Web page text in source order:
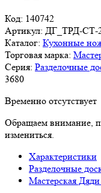
Код: 140742
Артикул: ДГ_ТРД-СТ-
Каталог: Кухонные
Торговая марка:
Серия: Разделочные
3680
Временно отсутствует
Обращаем внимание,
измениться.
Характеристики
Разделочные
Мастерская